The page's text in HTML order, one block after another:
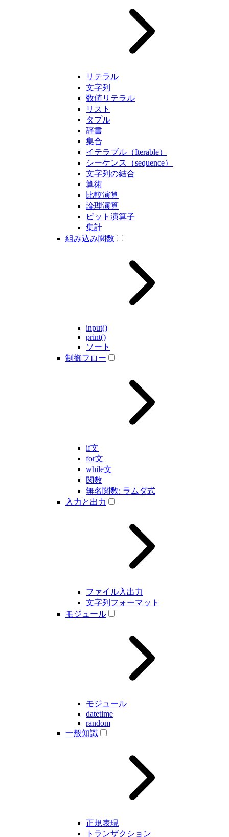
リテラル
文字列
数値リテラル
リスト
タプル
辞書
集合
イテラブル（Iterable）
シーケンス（sequence）
文字列の結合
算術
比較演算
論理演算
ビット演算子
集計
組み込み関数
input()
print()
ソート
制御フロー
if文
for文
while文
関数
無名関数: ラムダ式
入力と出力
ファイル入出力
文字列フォーマット
モジュール
モジュール
datetime
random
一般知識
正規表現
トランザクション